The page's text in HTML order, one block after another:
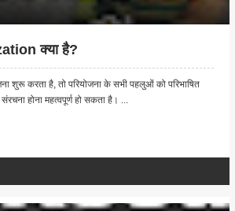
क्या है?
शुरू करता है, तो परियोजना के सभी पहलुओं को परिभाषित
होना महत्वपूर्ण हो सकता है। ...